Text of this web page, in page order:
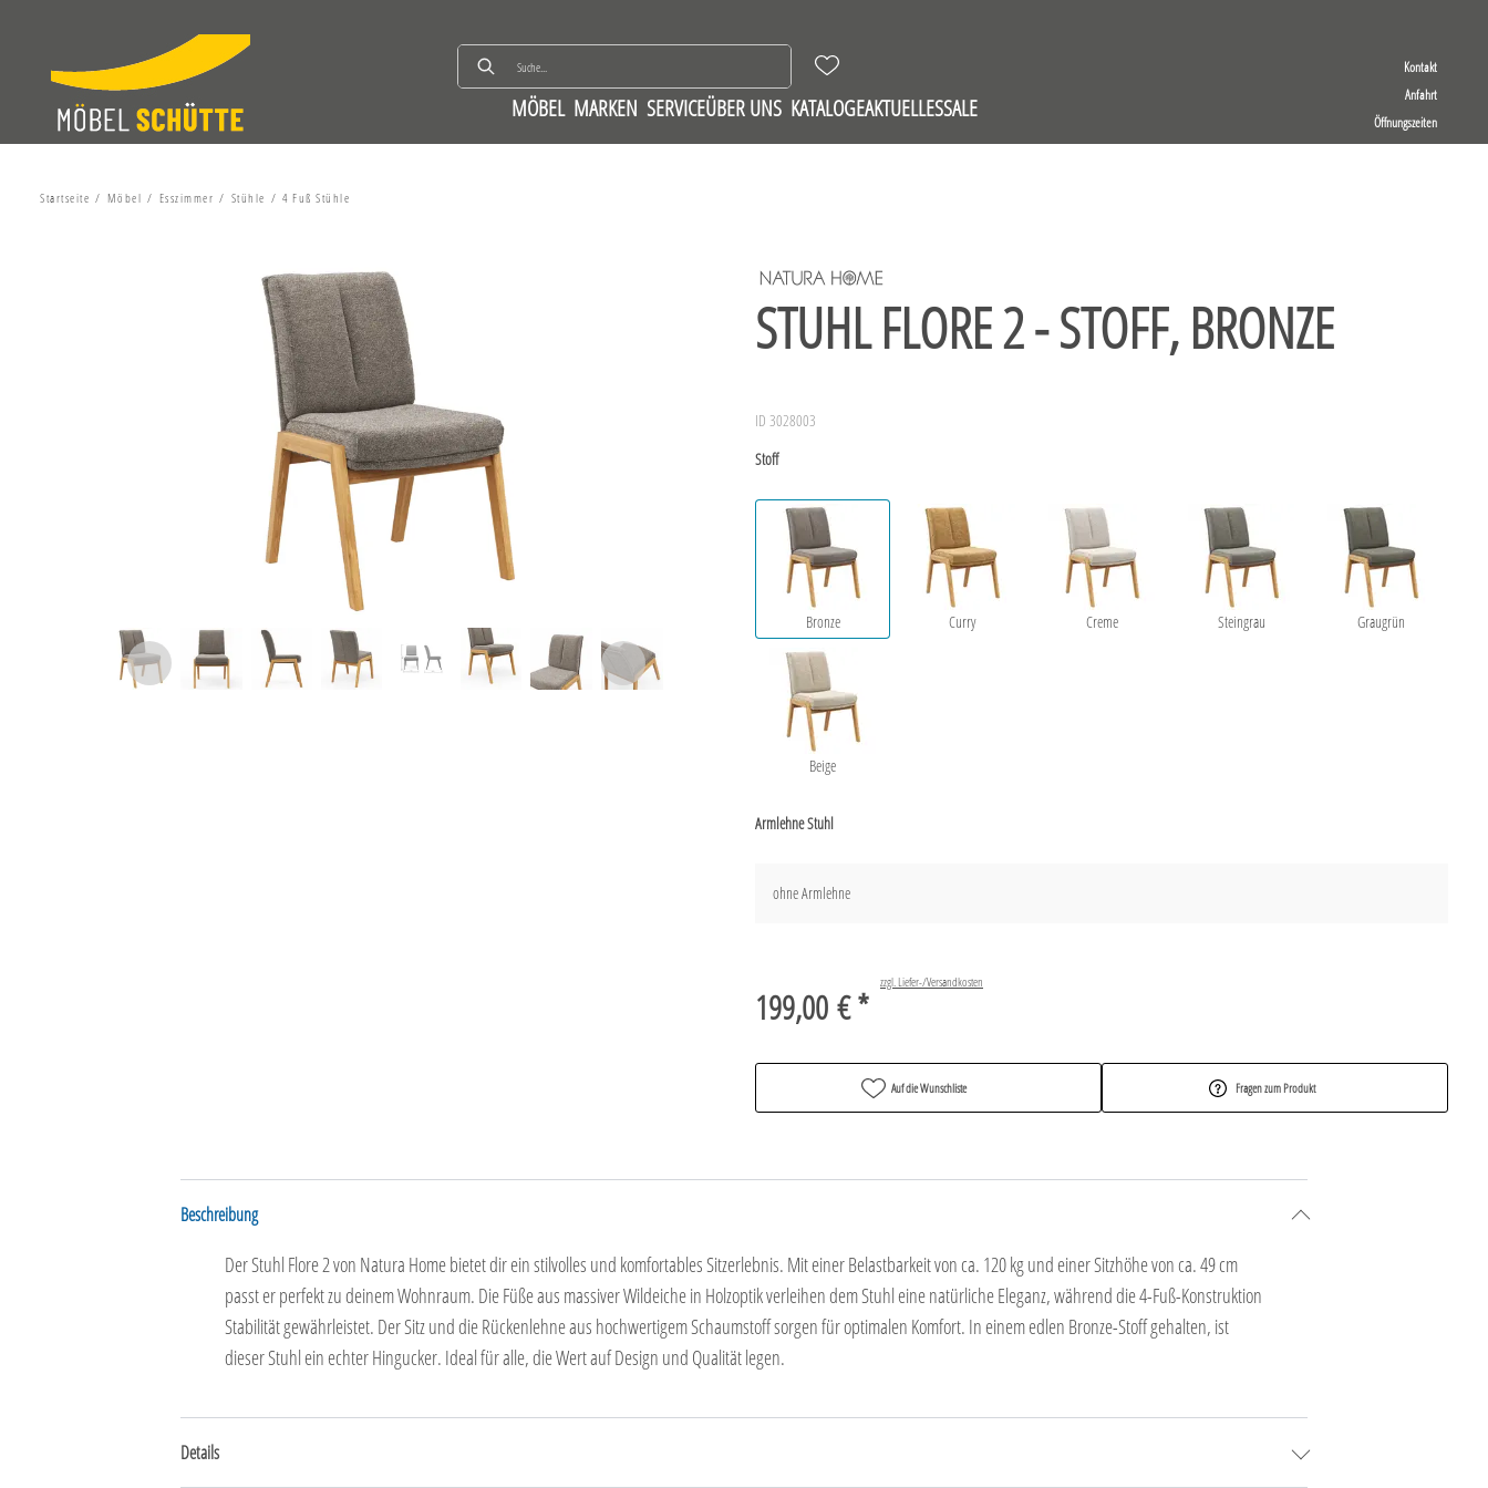
Kontakt
Anfahrt
Öffnungszeiten
MÖBEL MARKEN SERVICEÜBER UNS KATALOGEAKTUELLESSALE
Startseite Möbel Esszimmer Stühle 4 Fuß Stühle
STUHL FLORE 2 - STOFF, BRONZE
ID 3028003
Stoff
Bronze Curry Creme Steingrau Graugrün
Beige
Armlehne Stuhl
ohne Armlehne
199,00 € *
zzgl. Liefer-/Versandkosten
Auf die Wunschliste Fragen zum Produkt
Beschreibung
Der Stuhl Flore 2 von Natura Home bietet dir ein stilvolles und komfortables Sitzerlebnis. Mit einer Belastbarkeit von ca. 120 kg und einer Sitzhöhe von ca. 49 cm
passt er perfekt zu deinem Wohnraum. Die Füße aus massiver Wildeiche in Holzoptik verleihen dem Stuhl eine natürliche Eleganz, während die 4-Fuß-Konstruktion
Stabilität gewährleistet. Der Sitz und die Rückenlehne aus hochwertigem Schaumstoff sorgen für optimalen Komfort. In einem edlen Bronze-Stoff gehalten, ist
dieser Stuhl ein echter Hingucker. Ideal für alle, die Wert auf Design und Qualität legen.
Details